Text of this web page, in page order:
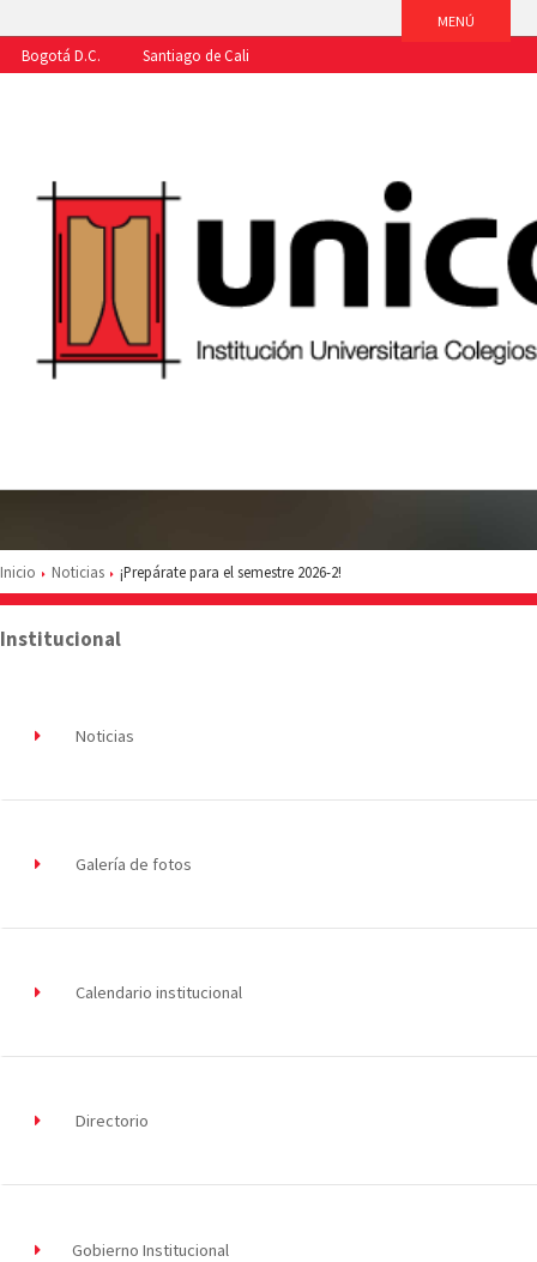
Bogotá D.C.
Santiago de Cali
Inicio Noticias ¡Prepárate para el semestre 2026-2!
Institucional
Noticias
Galería de fotos
Calendario institucional
Directorio
Gobierno Institucional